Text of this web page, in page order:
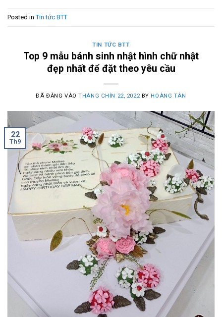
Posted inTin tức BTT
TIN TỨC BTT
Top 9 mẫu bánh sinh nhật hình chữ nhật
đẹp nhất để đặt theo yêu cầu
ĐÃ ĐĂNG VÀOTHÁNG CHÍN 22, 2022BYHOÀNG TÂN
22
Th9